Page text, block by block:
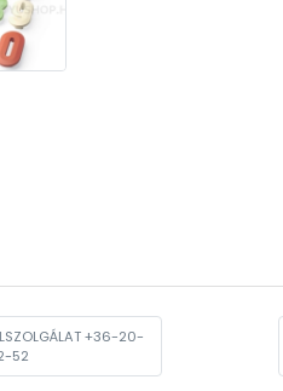
+36-20-
52